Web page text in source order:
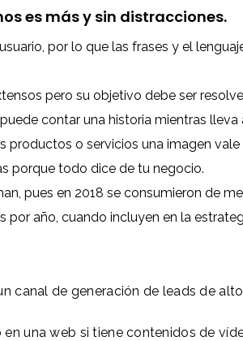
es más y sin distracciones.
por lo que las frases y el
pero su objetivo debe ser
contar una historia mientras lleva
productos o servicios una imagen
porque todo dice de tu negocio.
pues en 2018 se consumieron de
por año, cuando incluyen en la
canal de generación de leads de
una web si tiene contenidos de